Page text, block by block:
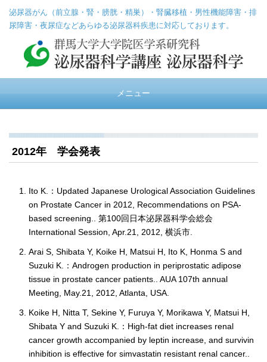
泌尿器がん（前立腺・腎・膀胱・精巣）・腎臓移植・男性機能障害・排
尿障害・夜尿症などあらゆる泌尿器科疾患に対応しております。
メニュー
2012年 学会発表
Ito K.：Updated Japanese Urological Association Guidelines
on Prostate Cancer in 2012, Recommendations on PSA-
based screening.. 第100回日本泌尿器科学会総会
International Session, Apr.21, 2012, 横浜市.
Arai S, Shibata Y, Koike H, Matsui H, Ito K, Honma S and
Suzuki K.：Androgen production in periprostatic adipose
tissue in prostate cancer patients.. AUA 107th annual
Meeting, May.21, 2012, Atlanta, USA.
Koike H, Nitta T, Sekine Y, Furuya Y, Morikawa Y, Matsui H,
Shibata Y and Suzuki K.：High-fat diet increases renal
cancer growth accompanied by leptin increase, and survivin
inhibition is effective for simvastatin resistant renal cancer..